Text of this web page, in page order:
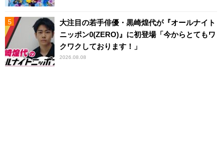
大注目の若手俳優・黒崎煌代が『オールナイト
ニッポン0(ZERO)』に初登場「今からとてもワ
クワクしております！」
2026.08.08